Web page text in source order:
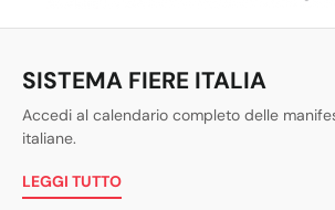
SISTEMA FIERE ITALIA
Accedi al calendario completo delle
italiane.
LEGGI TUTTO